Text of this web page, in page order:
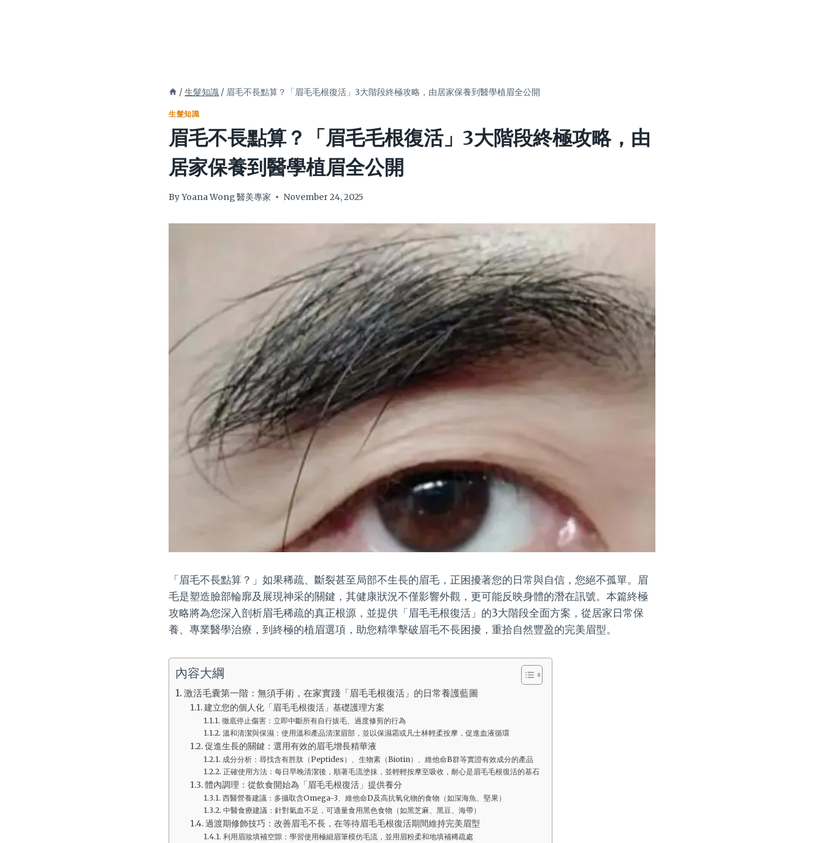
/ 生髮知識 / 眉毛不長點算？「眉毛毛根復活」3大階段終極攻略，由居家保養到醫學植眉全公開
生髮知識
眉毛不長點算？「眉毛毛根復活」3大階段終極攻略，由
居家保養到醫學植眉全公開
ByYoana Wong 醫美專家 November 24, 2025
「眉毛不長點算？」如果稀疏、斷裂甚至局部不生長的眉毛，正困擾著您的日常與自信，您絕不孤單。眉
毛是塑造臉部輪廓及展現神采的關鍵，其健康狀況不僅影響外觀，更可能反映身體的潛在訊號。本篇終極
攻略將為您深入剖析眉毛稀疏的真正根源，並提供「眉毛毛根復活」的3大階段全面方案，從居家日常保
養、專業醫學治療，到終極的植眉選項，助您精準擊破眉毛不長困擾，重拾自然豐盈的完美眉型。
內容大綱
激活毛囊第一階：無須手術，在家實踐「眉毛毛根復活」的日常養護藍圖
建立您的個人化「眉毛毛根復活」基礎護理方案
徹底停止傷害：立即中斷所有自行拔毛、過度修剪的行為
溫和清潔與保濕：使用溫和產品清潔眉部，並以保濕霜或凡士林輕柔按摩，促進血液循環
促進生長的關鍵：選用有效的眉毛增長精華液
成分分析：尋找含有胜肽（Peptides）、生物素（Biotin）、維他命B群等實證有效成分的產品
正確使用方法：每日早晚清潔後，順著毛流塗抹，並輕輕按摩至吸收，耐心是眉毛毛根復活的基石
體內調理：從飲食開始為「眉毛毛根復活」提供養分
西醫營養建議：多攝取含Omega-3、維他命D及高抗氧化物的食物（如深海魚、堅果）
中醫食療建議：針對氣血不足，可適量食用黑色食物（如黑芝麻、黑豆、海帶）
過渡期修飾技巧：改善眉毛不長，在等待眉毛毛根復活期間維持完美眉型
利用眉妝填補空隙：學習使用極細眉筆模仿毛流，並用眉粉柔和地填補稀疏處